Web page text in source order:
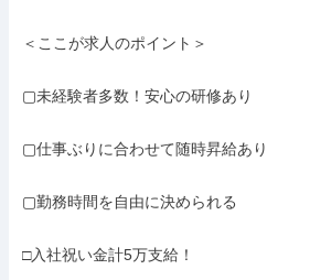
＜ここが求人のポイント＞
▢未経験者多数！安心の研修あり
▢仕事ぶりに合わせて随時昇給あり
▢勤務時間を自由に決められる
□入社祝い金計5万支給！